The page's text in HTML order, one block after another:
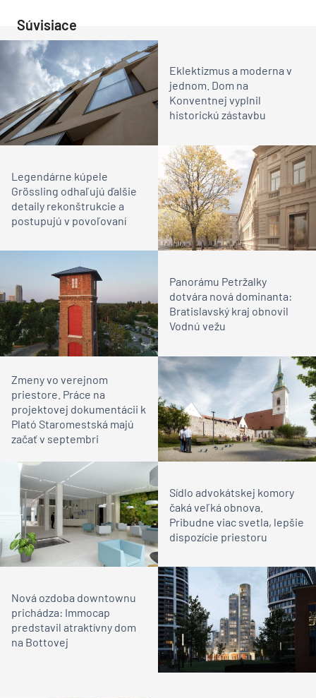
Súvisiace
Eklektizmus a moderna v
jednom. Dom na
Konventnej vyplnil
historickú zástavbu
Legendárne kúpele
Grössling odhaľujú ďalšie
detaily rekonštrukcie a
postupujú v povoľovaní
Panorámu Petržalky
dotvára nová dominanta:
Bratislavský kraj obnovil
Vodnú vežu
Zmeny vo verejnom
priestore. Práce na
projektovej dokumentácii k
Plató Staromestská majú
začať v septembri
Sídlo advokátskej komory
čaká veľká obnova.
Pribudne viac svetla, lepšie
dispozície priestoru
Nová ozdoba downtownu
prichádza: Immocap
predstavil atraktívny dom
na Bottovej